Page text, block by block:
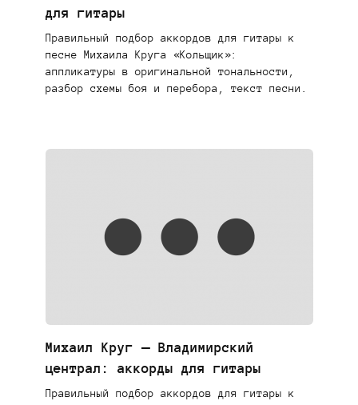
для гитары
Правильный подбор аккордов для гитары к
песне Михаила Круга «Кольщик»:
аппликатуры в оригинальной тональности,
разбор схемы боя и перебора, текст песни.
Михаил Круг — Владимирский
централ: аккорды для гитары
Правильный подбор аккордов для гитары к